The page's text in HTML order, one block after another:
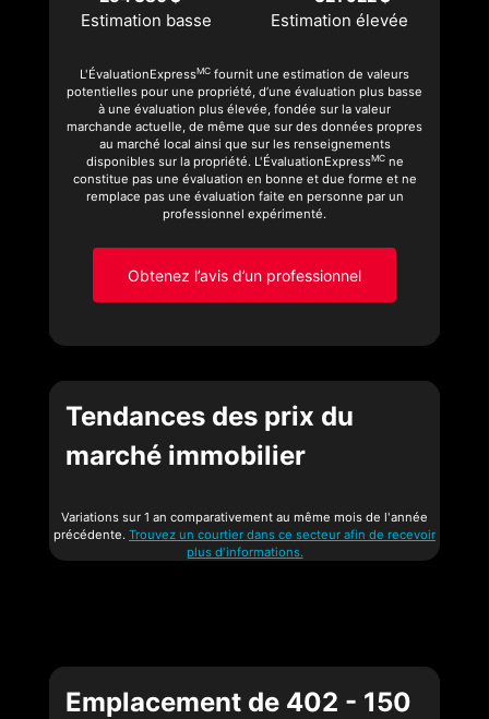
Estimation basse
Estimation élevée
L'ÉvaluationExpressMC fournit une estimation de valeurs
potentielles pour une propriété, d’une évaluation plus basse
à une évaluation plus élevée, fondée sur la valeur
marchande actuelle, de même que sur des données propres
au marché local ainsi que sur les renseignements
disponibles sur la propriété. L'ÉvaluationExpressMCne
constitue pas une évaluation en bonne et due forme et ne
remplace pas une évaluation faite en personne par un
professionnel expérimenté.
Obtenez l’avis d’un professionnel
Tendances des prix du
marché immobilier
Variations sur 1 an comparativement au même mois de l'année
précédente. Trouvez un courtier dans ce secteur afin de recevoir
plus d'informations.
Emplacement de 402 - 150